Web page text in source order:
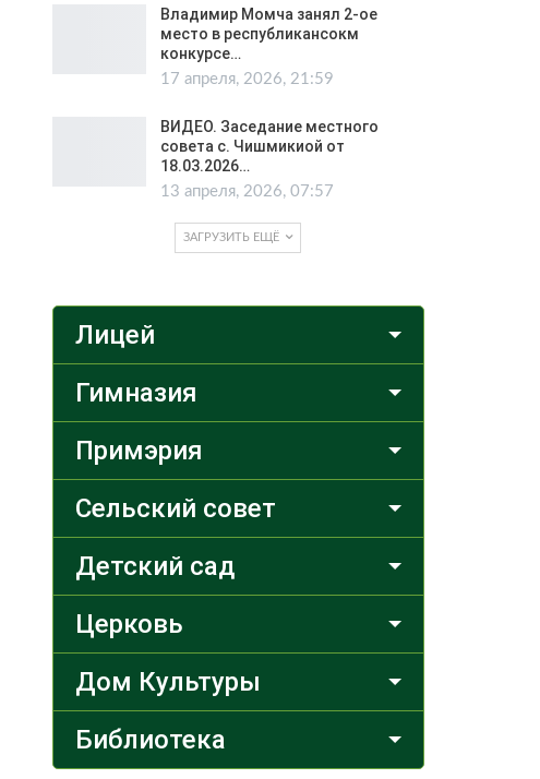
Владимир Момча занял 2-ое
место в республикансокм
конкурсе…
17 апреля, 2026, 21:59
ВИДЕО. Заседание местного
совета с. Чишмикиой от
18.03.2026…
13 апреля, 2026, 07:57
ЗАГРУЗИТЬ ЕЩЁ
Лицей
Гимназия
Примэрия
Сельский совет
Детский сад
Церковь
Дом Культуры
Библиотека